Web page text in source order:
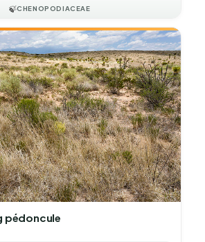
🍃CHENOPODIACEAE
pédoncule